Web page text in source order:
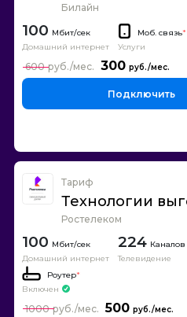
Билайн
100
Домашний интернет
Моб. связь*
Услуги
300
600
Подключить
Тариф
Технологии
Ростелеком
100
Домашний интернет
224 Каналов
Телевидение
Роутер*
Включен
500
1000